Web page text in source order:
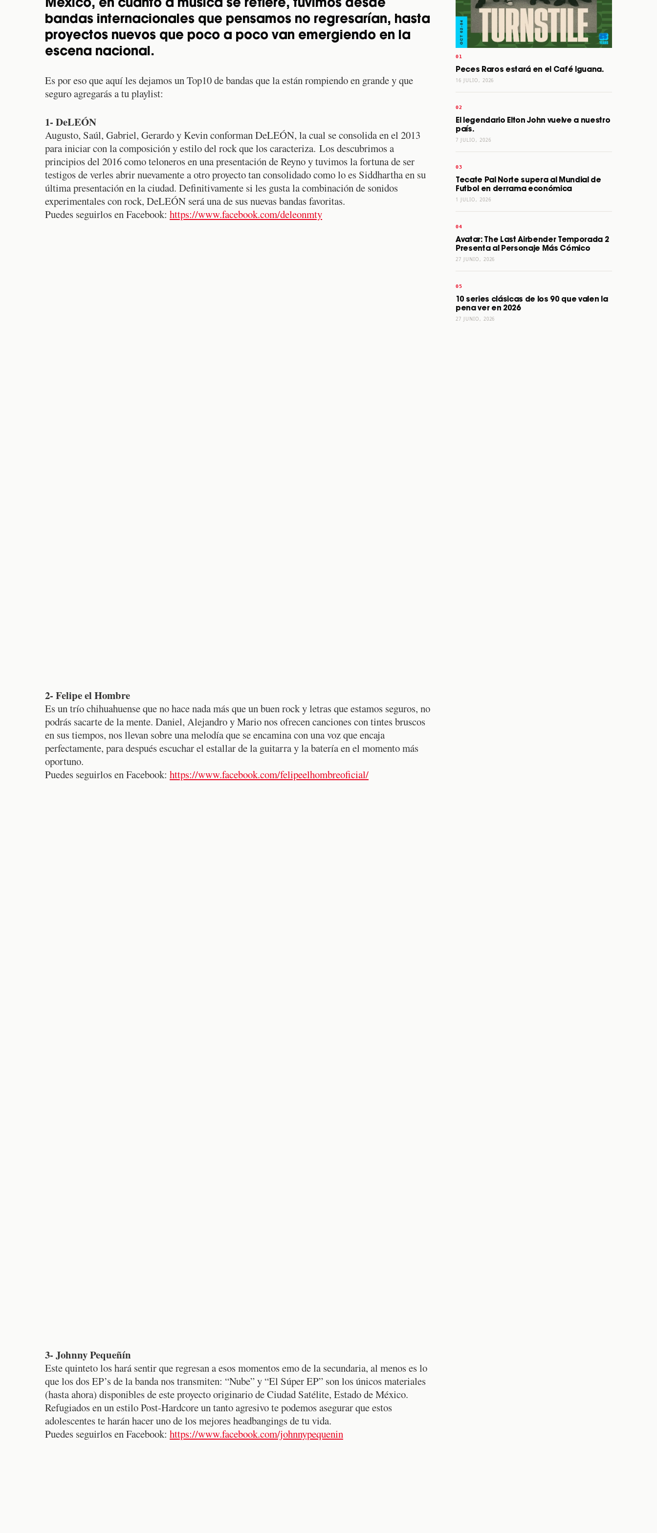
México, en cuanto a música se refiere, tuvimos desde
bandas internacionales que pensamos no regresarían, hasta
proyectos nuevos que poco a poco van emergiendo en la
escena nacional.
Es por eso que aquí les dejamos un Top10 de bandas que la están rompiendo en grande y que
seguro agregarás a tu playlist:
1- DeLEÓN
Augusto, Saúl, Gabriel, Gerardo y Kevin conforman DeLEÓN, la cual se consolida en el 2013
para iniciar con la composición y estilo del rock que los caracteriza. Los descubrimos a
principios del 2016 como teloneros en una presentación de Reyno y tuvimos la fortuna de ser
testigos de verles abrir nuevamente a otro proyecto tan consolidado como lo es Siddhartha en su
última presentación en la ciudad. Definitivamente si les gusta la combinación de sonidos
experimentales con rock, DeLEÓN será una de sus nuevas bandas favoritas.
Puedes seguirlos en Facebook: https://www.facebook.com/deleonmty
2- Felipe el Hombre
Es un trío chihuahuense que no hace nada más que un buen rock y letras que estamos seguros, no
podrás sacarte de la mente. Daniel, Alejandro y Mario nos ofrecen canciones con tintes bruscos
en sus tiempos, nos llevan sobre una melodía que se encamina con una voz que encaja
perfectamente, para después escuchar el estallar de la guitarra y la batería en el momento más
oportuno.
Puedes seguirlos en Facebook: https://www.facebook.com/felipeelhombreoficial/
3- Johnny Pequeñín
Este quinteto los hará sentir que regresan a esos momentos emo de la secundaria, al menos es lo
que los dos EP’s de la banda nos transmiten: “Nube” y “El Súper EP” son los únicos materiales
(hasta ahora) disponibles de este proyecto originario de Ciudad Satélite, Estado de México.
Refugiados en un estilo Post-Hardcore un tanto agresivo te podemos asegurar que estos
adolescentes te harán hacer uno de los mejores headbangings de tu vida.
Puedes seguirlos en Facebook: https://www.facebook.com/johnnypequenin
Peces Raros estará en el Café Iguana.
16 JULIO, 2026
El legendario Elton John vuelve a nuestro
país.
7 JULIO, 2026
Tecate Pal Norte supera al Mundial de
Futbol en derrama económica
1 JULIO, 2026
Avatar: The Last Airbender Temporada 2
Presenta al Personaje Más Cómico
27 JUNIO, 2026
10 series clásicas de los 90 que valen la
pena ver en 2026
27 JUNIO, 2026